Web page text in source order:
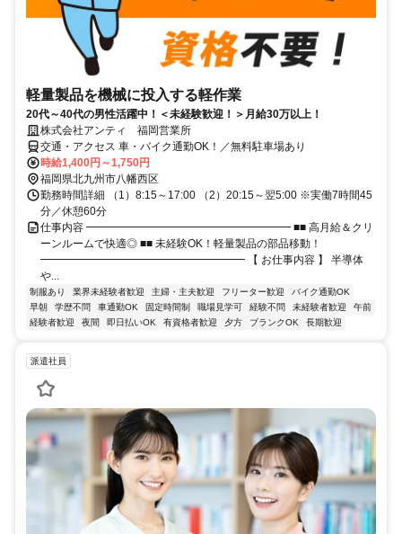
軽量製品を機械に投入する軽作業
20代～40代の男性活躍中！＜未経験歓迎！＞月給30万以上！
株式会社アンティ 福岡営業所
交通・アクセス 車・バイク通勤OK！／無料駐車場あり
時給1,400円～1,750円
福岡県北九州市八幡西区
勤務時間詳細 （1）8:15～17:00 （2）20:15～翌5:00 ※実働7時間45
分／休憩60分
仕事内容 ━━━━━━━━━━━━━━━━━━━ ■■ 高月給＆クリ
ーンルームで快適◎ ■■ 未経験OK！軽量製品の部品移動！
━━━━━━━━━━━━━━━━━━━ 【 お仕事内容 】 半導体
や...
制服あり 業界未経験者歓迎 主婦・主夫歓迎 フリーター歓迎
バイク通勤OK
早朝
学歴不問 車通勤OK 固定時間制 職場見学可 経験不問 未経験者歓迎
午前
経験者歓迎
夜間 即日払いOK 有資格者歓迎 夕方 ブランクOK 長期歓迎
派遣社員